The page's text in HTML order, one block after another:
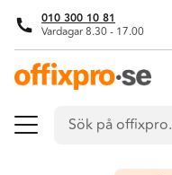
Meny
010 300 10 81
Vardagar 8.30 - 17.00